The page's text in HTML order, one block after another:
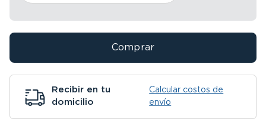
Comprar
Recibir en tu
domicilio
Calcular costos de
envío